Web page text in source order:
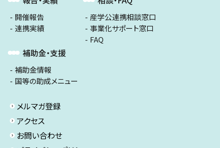
開催報告
連携実績
補助金・支援
補助金情報
国等の助成メニュー
産学公連携相談窓口
事業化サポート窓口
FAQ
メルマガ登録
アクセス
お問い合わせ